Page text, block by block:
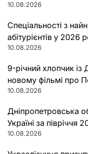
10.08.2026
Спеціальності з
абітурієнтів у 2026
10.08.2026
9-річний хлопчик із
новому фільмі про
10.08.2026
Дніпропетровська
Україні за півріччя
10.08.2026